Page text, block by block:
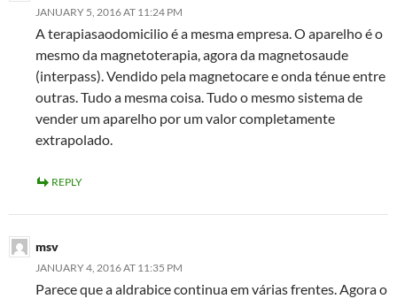
JANUARY 5, 2016 AT 11:24 PM
A terapiasaodomicilio é a mesma empresa. O aparelho é o
mesmo da magnetoterapia, agora da magnetosaude
(interpass). Vendido pela magnetocare e onda ténue entre
outras. Tudo a mesma coisa. Tudo o mesmo sistema de
vender um aparelho por um valor completamente
extrapolado.
REPLY
msv
JANUARY 4, 2016 AT 11:35 PM
Parece que a aldrabice continua em várias frentes. Agora o